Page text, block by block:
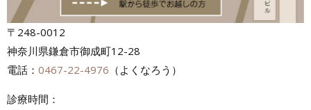
〒248-0012
神奈川県鎌倉市御成町12-28
電話： 0467-22-4976 （よくなろう）
診療時間：